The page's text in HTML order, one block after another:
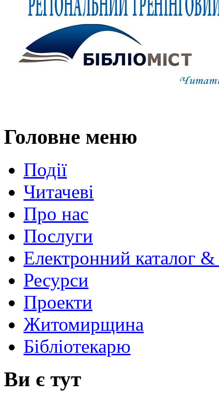
Головне меню
Події
Читачеві
Про нас
Послуги
Електронний каталог
Ресурси
Проекти
Житомирщина
Бібліотекарю
Ви є тут